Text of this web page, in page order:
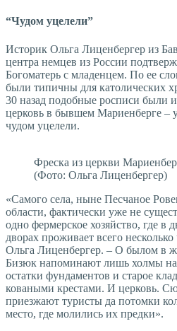
“Чудом уцелели”
Историк Ольга Лиценбергер из
центра немцев из России
Богоматерь с младенцем. По ее
были типичны для католических
30 назад подобные росписи были
церковь в бывшем Мариенберге –
чудом уцелели.
Фреска из церкви
(Фото: Ольга Лиценбергер)
«Самого села, ныне Песчаное
области, фактически уже не
одно фермерское хозяйство, где в
дворах проживает всего несколько
Ольга Лиценбергер. – О былом в
Бизюк напоминают лишь холмы
остатки фундаментов и старое
коваными крестами. И церковь.
приезжают туристы да потомки
место, где молились их предки».